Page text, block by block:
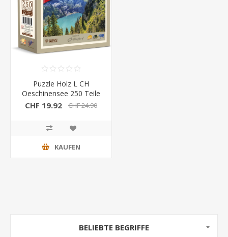
Puzzle Holz L CH
Oeschinensee 250 Teile
CHF 19.92 CHF 24.90
KAUFEN
BELIEBTE BEGRIFFE